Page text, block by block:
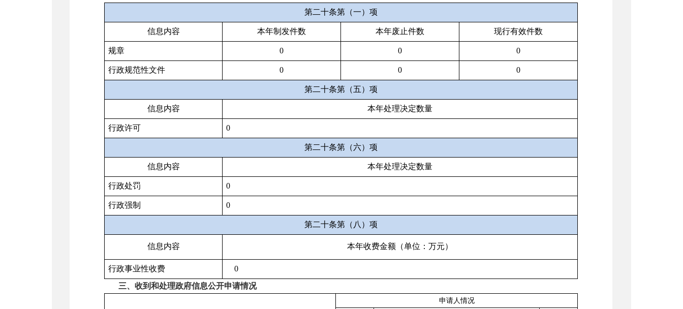
第二十条第（一）项
信息内容 本年制发件数 本年废止件数 现行有效件数
规章 0 0 0
行政规范性文件 0 0 0
第二十条第（五）项
信息内容 本年处理决定数量
行政许可 0
第二十条第（六）项
信息内容 本年处理决定数量
行政处罚 0
行政强制 0
第二十条第（八）项
信息内容 本年收费金额（单位：万元）
行政事业性收费
0
三、收到和处理政府信息公开申请情况
申请人情况